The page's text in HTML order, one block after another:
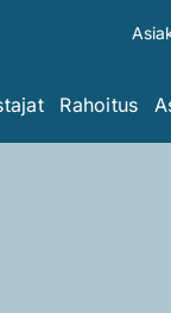
Rahoitus